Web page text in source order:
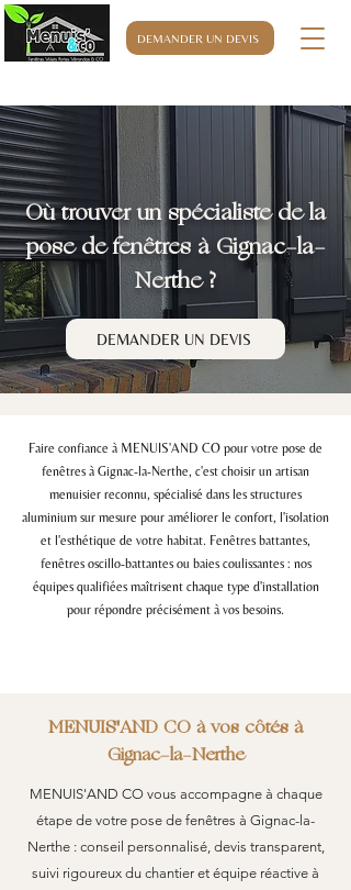
DEMANDER UN DEVIS
Où trouver un spécialiste de la
pose de fenêtres à Gignac-la-
Nerthe ?
DEMANDER UN DEVIS
Faire confiance à MENUIS'AND CO pour votre pose de
fenêtres à Gignac-la-Nerthe, c'est choisir un artisan
menuisier reconnu, spécialisé dans les structures
aluminium sur mesure pour améliorer le confort, l'isolation
et l'esthétique de votre habitat. Fenêtres battantes,
fenêtres oscillo-battantes ou baies coulissantes : nos
équipes qualifiées maîtrisent chaque type d'installation
pour répondre précisément à vos besoins.
MENUIS'AND CO à vos côtés à
Gignac-la-Nerthe
MENUIS'AND CO vous accompagne à chaque
étape de votre pose de fenêtres à Gignac-la-
Nerthe : conseil personnalisé, devis transparent,
suivi rigoureux du chantier et équipe réactive à